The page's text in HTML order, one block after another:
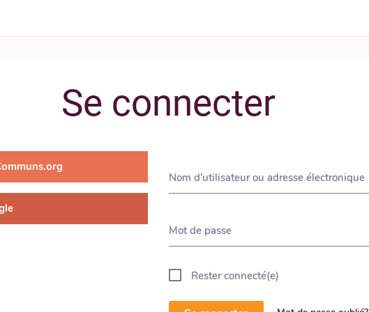
Se connecter
Nom d'utilisateur ou adresse électronique
Mot de passe
Rester connecté(e)